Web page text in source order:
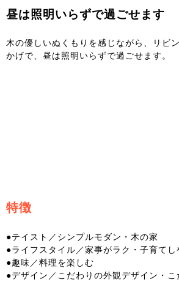
昼は照明いらずで過ごせます
木の優しいぬくもりを感じながら、リビ
かげで、昼は照明いらずで過ごせます。
特徴
●テイスト／シンプルモダン・木の家
●ライフスタイル／家事がラク・子育て
●趣味／料理を楽しむ
●デザイン／こだわりの外観デザイン・こ